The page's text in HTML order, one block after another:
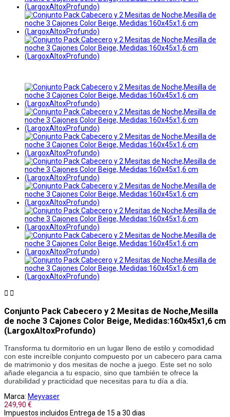
 
Conjunto Pack Cabecero y 2 Mesitas de Noche,Mesilla
de noche 3 Cajones Color Beige, Medidas:160x45x1,6 cm
(LargoxAltoxProfundo)
Transforma tu dormitorio en un lugar lleno de estilo y comodidad
con este increíble conjunto compuesto por un cabecero para cama
de matrimonio y dos mesitas de noche a juego. Este set no solo
añade elegancia a tu espacio, sino que también te ofrece la
durabilidad y practicidad que necesitas para tu día a día.
Marca: Meyvaser
249,90 €
Impuestos incluidos Entrega de 15 a 30 dias